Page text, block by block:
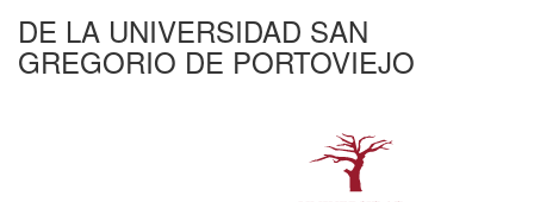
DE LA UNIVERSIDAD SAN
GREGORIO DE PORTOVIEJO